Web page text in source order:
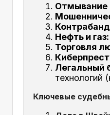
Отмывание
Нефть и газ:
Торговля
Легальный
технологий
Ключевые